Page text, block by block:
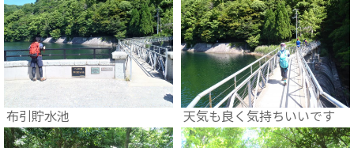
布引貯水池 天気も良く気持ちいいです